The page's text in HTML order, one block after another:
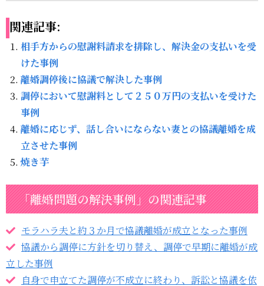
関連記事:
相手方からの慰謝料請求を排除し、解決金の支払いを受
けた事例
離婚調停後に協議で解決した事例
調停において慰謝料として２５０万円の支払いを受けた
事例
離婚に応じず、話し合いにならない妻との協議離婚を成
立させた事例
焼き芋
「離婚問題の解決事例」の関連記事
モラハラ夫と約３か月で協議離婚が成立となった事例
協議から調停に方針を切り替え、調停で早期に離婚が成
立した事例
自身で申立てた調停が不成立に終わり、訴訟と協議を依